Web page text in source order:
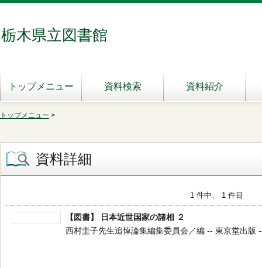
栃木県立図書館
トップメニュー 資料検索 資料紹介
トップメニュー >
資料詳細
1 件中、 1 件目
【図書】 日本近世国家の諸相 ２
西村圭子先生追悼論集編集委員会／編 -- 東京堂出版